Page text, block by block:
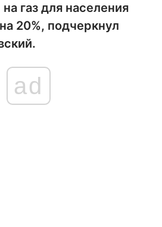
газ для населения
20%, подчеркнул
ad